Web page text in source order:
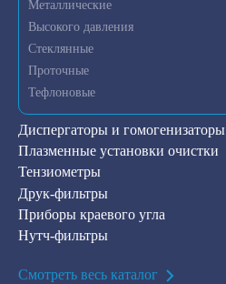
Металлические
Высокого давления
Стеклянные
Проточные
Тефлоновые
Диспергаторы и гомогенизаторы
Плазменные установки очистки
Тензиометры
Друк-фильтры
Приборы краевого угла
Нутч-фильтры
Смотреть весь каталог